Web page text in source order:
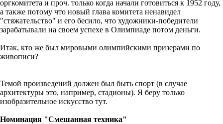
оргкомитета и проч. только когда начали готовиться к 1952 году,
а также потому что новый глава комитета ненавидел
"стяжательство" и его бесило, что художники-победители
зарабатывали на своем успехе в Олимпиаде потом деньги.
Итак, кто же был мировыми олимпийскими призерами по
живописи?
Темой произведений должен был быть спорт (в случае
архитектуры это, например, стадионы). Я беру только
изобразительное искусство тут.
Номинация "Смешанная техника"